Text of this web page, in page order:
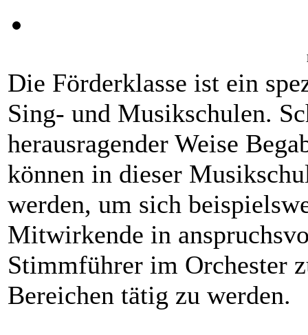
Die Förderklasse ist ein
Sing- und Musikschulen.
herausragender Weise
können in dieser
werden, um sich
Mitwirkende in
Stimmführer im Orchester
Bereichen tätig zu werden.